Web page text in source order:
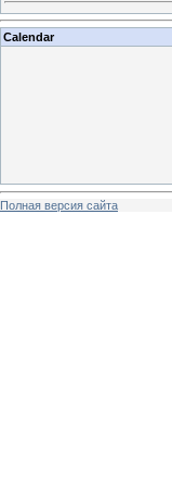
Calendar
Полная версия сайта